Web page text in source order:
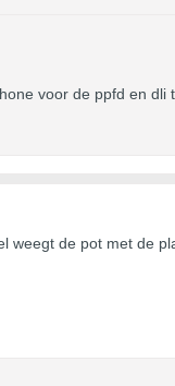
voor de ppfd en
weegt de pot met de